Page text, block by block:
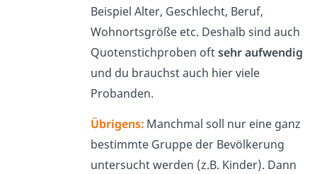
Beispiel Alter, Geschlecht, Beruf,
Wohnortsgröße etc. Deshalb sind auch
Quotenstichproben oftsehr aufwendig
und du brauchst auch hier viele
Probanden.
Übrigens:Manchmal soll nur eine ganz
bestimmte Gruppe der Bevölkerung
untersucht werden (z.B. Kinder). Dann